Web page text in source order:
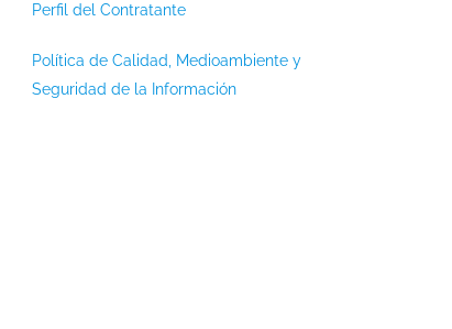
Perfil del Contratante
Política de Calidad, Medioambiente y
Seguridad de la Información